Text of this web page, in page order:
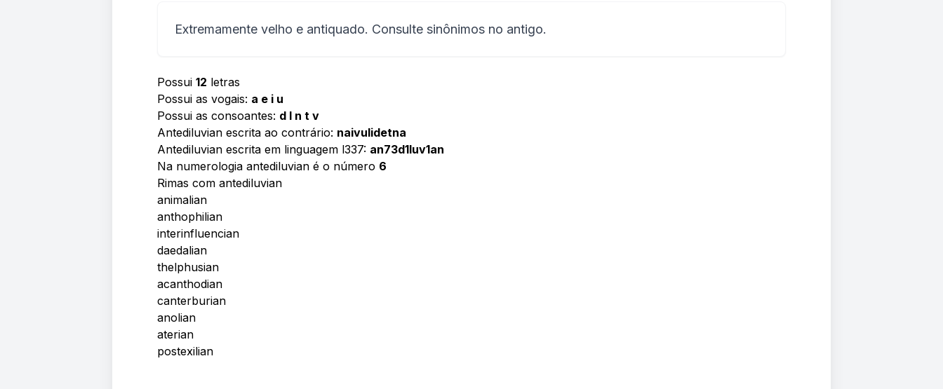
Extremamente velho e antiquado. Consulte sinônimos no antigo.
Possui 12 letras
Possui as vogais: a e i u
Possui as consoantes: d l n t v
Antediluvian escrita ao contrário: naivulidetna
Antediluvian escrita em linguagem l337: an73d1luv1an
Na numerologia antediluvian é o número 6
Rimas com antediluvian
animalian
anthophilian
interinfluencian
daedalian
thelphusian
acanthodian
canterburian
anolian
aterian
postexilian